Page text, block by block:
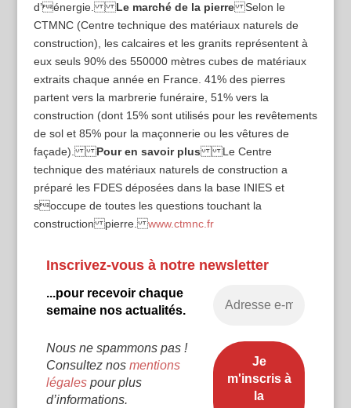
d’énergie.Le marché de la pierreSelon le
CTMNC (Centre technique des matériaux naturels de
construction), les calcaires et les granits représentent à
eux seuls 90% des 550000 mètres cubes de matériaux
extraits chaque année en France. 41% des pierres
partent vers la marbrerie funéraire, 51% vers la
construction (dont 15% sont utilisés pour les revêtements
de sol et 85% pour la maçonnerie ou les vêtures de
façade).Pour en savoir plusLe Centre
technique des matériaux naturels de construction a
préparé les FDES déposées dans la base INIES et
soccupe de toutes les questions touchant la
construction pierre.www.ctmnc.fr
Inscrivez-vous à notre newsletter
...pour recevoir chaque
semaine nos actualités.
Nous ne spammons pas !
Consultez nos mentions
légalespour plus
d’informations.